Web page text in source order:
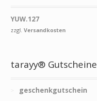
YUW.127
zzgl.Versandkosten
tarayy® Gutscheine
geschenkgutschein